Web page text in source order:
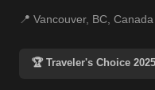
📍 Vancouver, BC, Canada
🏆 Traveler's Choice 2025